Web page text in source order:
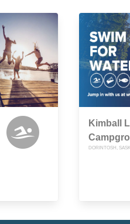
Kimball
DORINTOSH,